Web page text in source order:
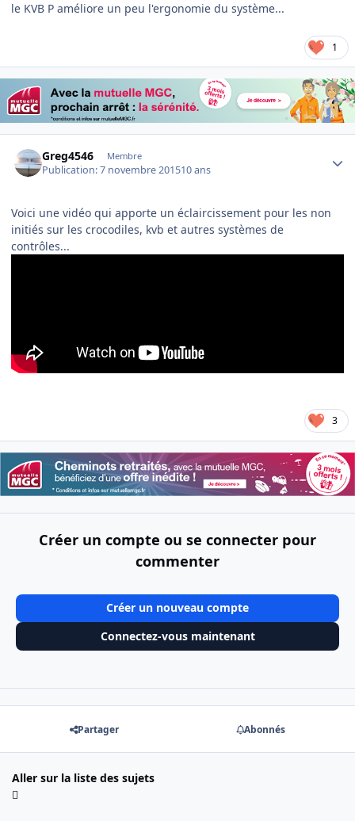
le KVB P améliore un peu l'ergonomie du système...
1
Greg4546 Membre
Publication:7 novembre 201510 ans
Voici une vidéo qui apporte un éclaircissement pour les non
initiés sur les crocodiles, kvb et autres systèmes de
contrôles...
3
Créer un compte ou se connecter pour
commenter
Créer un nouveau compte
Connectez-vous maintenant
Partager Abonnés
Aller sur la liste des sujets